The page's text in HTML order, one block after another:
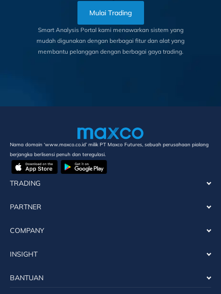
Mulai Trading
Smart Analysis Portal kami menawarkan sistem yang
mudah digunakan dengan berbagai fitur dan alat yang
membantu pelanggan dengan berbagai gaya trading.
Nama domain ‘www.maxco.co.id’ milik PT Maxco Futures, sebuah perusahaan pialang
berjangka berlisensi penuh dan teregulasi.
TRADING
PARTNER
COMPANY
INSIGHT
BANTUAN